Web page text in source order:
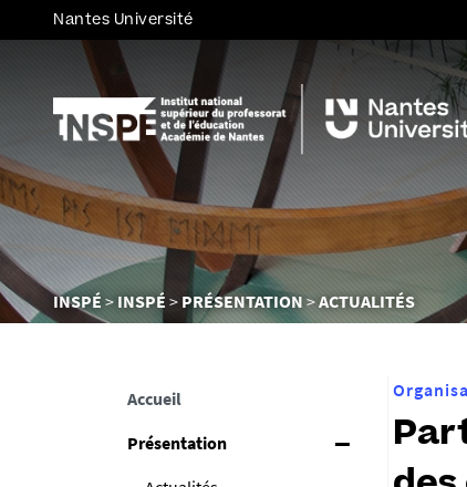
Nantes Université
Vous
êtes
INSPÉ INSPÉ PRÉSENTATION ACTUALITÉS
Accueil
Présentation